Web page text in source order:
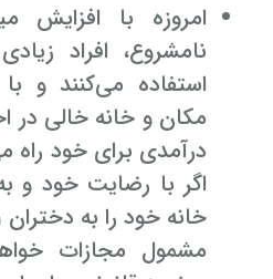
امروزه با افزایش
نامشروع، افراد
استفاده می‌کنند و
مکان و خانه خالی در
درآمدی برای خود راه
اگر با رضایت خود
خانه خود را به
مشمول مجازات